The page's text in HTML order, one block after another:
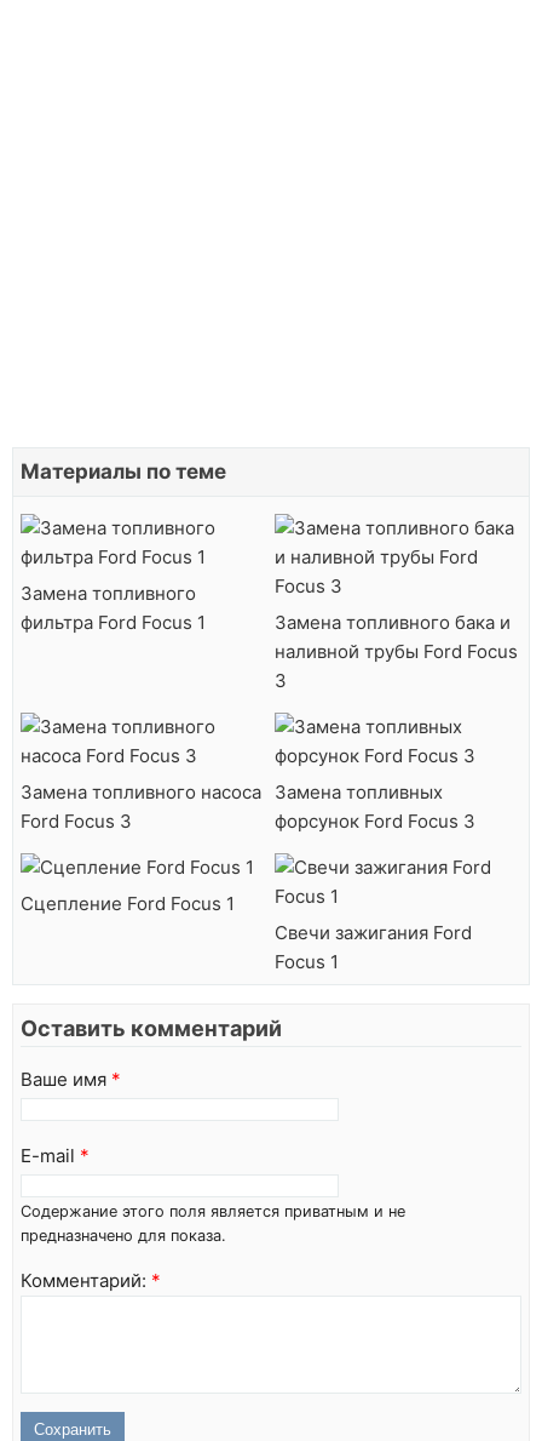
Материалы по теме
Замена топливного
фильтра Ford Focus 1
Замена топливного бака и
наливной трубы Ford Focus
3
Замена топливного насоса
Ford Focus 3
Замена топливных
форсунок Ford Focus 3
Сцепление Ford Focus 1
Свечи зажигания Ford
Focus 1
Оставить комментарий
Ваше имя *
E-mail *
Содержание этого поля является приватным и не
предназначено для показа.
Комментарий: *